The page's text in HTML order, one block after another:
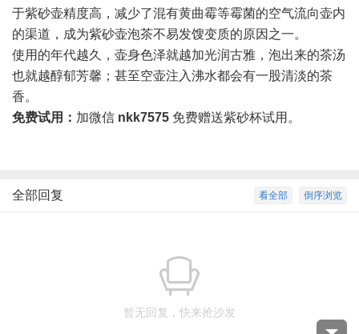
于紫砂壶精度高，减少了混有黄曲霉等霉菌的空气流向壶内
的渠道，成为紫砂壶泡茶不易发馊变质的原因之一。
使用的年代越久，壶身色泽就越加光润古雅，泡出来的茶汤
也就越醇郁芳馨；甚至空壶注入沸水都会有一股清淡的茶
香。
免费试用： 加微信 nkk7575 免费赠送紫砂杯试用。
倒序浏览
看全部
全部回复
暂无回复，快来抢沙发